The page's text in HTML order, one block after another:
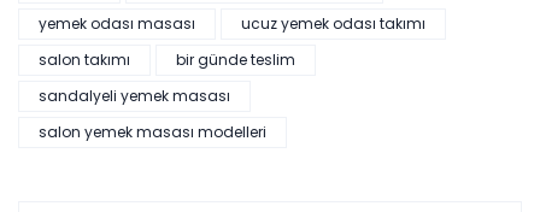
Cross Masa + 6 Adet Sandalye Takımı
yemek odası masası
ucuz yemek odası takımı
salon takımı
bir günde teslim
sandalyeli yemek masası
salon yemek masası modelleri